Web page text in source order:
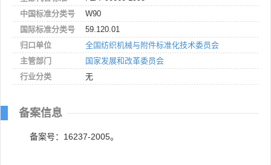
中国标准分类号
W90
国际标准分类号
59.120.01
归口单位
全国纺织机械与附件标准化技术委员会
主管部门
国家发展和改革委员会
行业分类
无
备案信息
备案号：16237-2005。